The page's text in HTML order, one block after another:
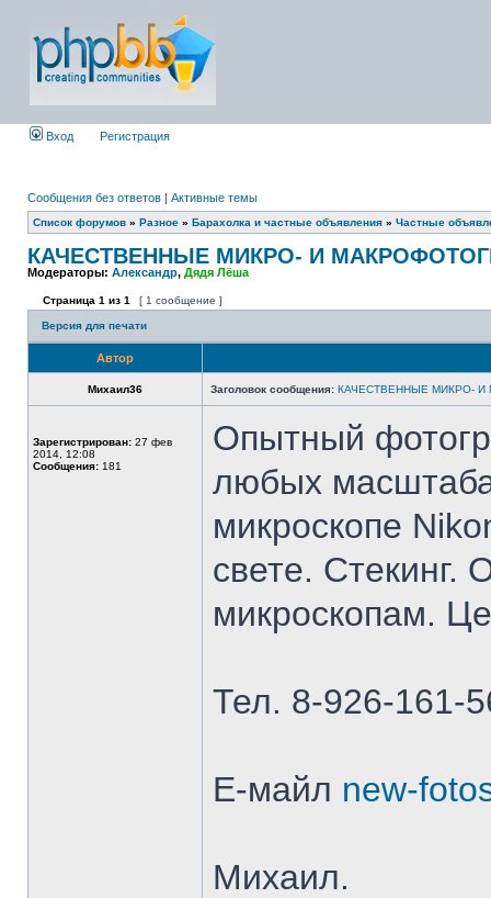
Вход Регистрация
Сообщения без ответов | Активные темы
Список форумов » Разное » Барахолка и частные объявления » Частные
КАЧЕСТВЕННЫЕ МИКРО- И
Модераторы: Александр, Дядя Лёша
Страница 1 из 1 [ 1 сообщение ]
Версия для печати
Автор
Михаил36 Заголовок сообщения: КАЧЕСТВЕННЫЕ МИКРО-
Зарегистрирован: 27 фев
2014, 12:08
Сообщения: 181
Опытный
любых
микроскопе
свете. Стекинг.
микроскопам.
Тел. 8-926-161-
Е-майл new-
Михаил.